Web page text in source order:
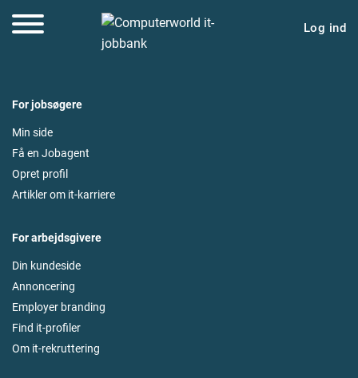
Log ind
For jobsøgere
Min side
Få en Jobagent
Opret profil
Artikler om it-karriere
For arbejdsgivere
Din kundeside
Annoncering
Employer branding
Find it-profiler
Om it-rekruttering